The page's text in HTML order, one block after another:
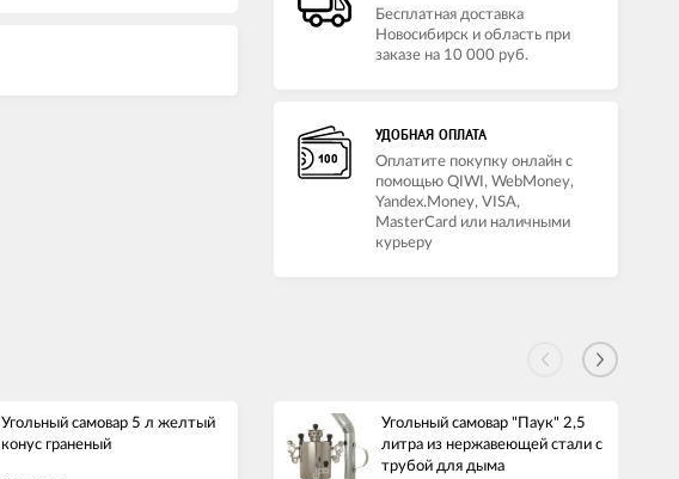
Бесплатная доставка
Новосибирск и область при
заказе на 10 000 руб.
УДОБНАЯ ОПЛАТА
Оплатите покупку онлайн с
помощью QIWI, WebMoney,
Yandex.Money, VISA,
MasterCard или наличными
курьеру
Угольный самовар 5 л желтый
конус граненый
Угольный самовар "Паук" 2,5
литра из нержавеющей стали с
трубой для дыма